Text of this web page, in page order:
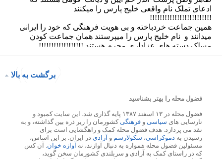
برگشت به بالا
فضول محله را بهتر بشناسید
فضول محله در ۱۳ اسفند ۱۳۸۷ پایه گذاری شد. این سایت کمبود و
نارسایی های سیاسی و فرهنگی کشورمان را زیر ذره بین گذاشته، و به
نقد می پردازد. هدف فضول محله کمک و راهگشایی است برای
رسیدن به دموکراسی، سکولارسم و آزادی در ایران. بر این اساس،
مسئولین فضول محله همواره به دنبال آوازند، نه آوازه خوان . آن کس
که در راستای کمک به آزادی و سربلندی کشورمان سخن گوید،